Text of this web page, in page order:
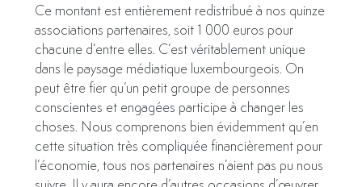
Ce montant est entièrement redistribué à nos quinze
associations partenaires, soit 1 000 euros pour
chacune d’entre elles. C’est véritablement unique
dans le paysage médiatique luxembourgeois. On
peut être fier qu’un petit groupe de personnes
conscientes et engagées participe à changer les
choses. Nous comprenons bien évidemment qu’en
cette situation très compliquée financièrement pour
l’économie, tous nos partenaires n’aient pas pu nous